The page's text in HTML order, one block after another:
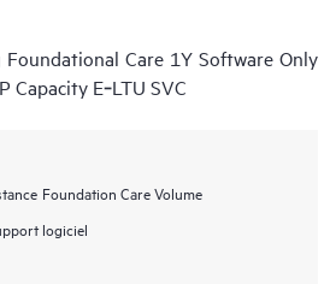
Care 1Y Software Only
E‑LTU SVC
Foundation Care Volume
logiciel